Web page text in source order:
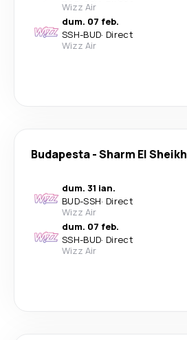
Wizz Air
dum. 07 feb.
SSH-BUD· Direct
Wizz Air
Budapesta-Sharm El Sheikh
dum. 31 ian.
BUD-SSH· Direct
Wizz Air
dum. 07 feb.
SSH-BUD· Direct
Wizz Air